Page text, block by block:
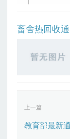
畜舍热回收
上一篇
教育部最新